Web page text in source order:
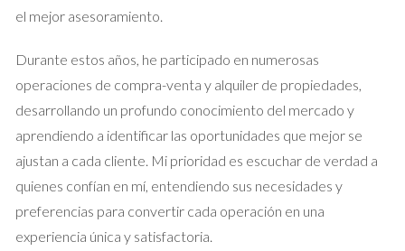
capital en menos de 25 minutos. Este acceso hace que
Si vives en una zona periférica, investiga las
opciones de transporte disponibles y planifica tu
ruta para optimizar tus desplazamientos diarios.
No subestimes la importancia del transporte
público al elegir dónde vivir; esto puede marcar
una gran diferencia en tu calidad de vida.
el mejor asesoramiento.
Durante estos años, he participado en numerosas
operaciones de compra-venta y alquiler de propiedades,
desarrollando un profundo conocimiento del mercado y
aprendiendo a identificar las oportunidades que mejor se
ajustan a cada cliente. Mi prioridad es escuchar de verdad a
quienes confían en mí, entendiendo sus necesidades y
preferencias para convertir cada operación en una
experiencia única y satisfactoria.